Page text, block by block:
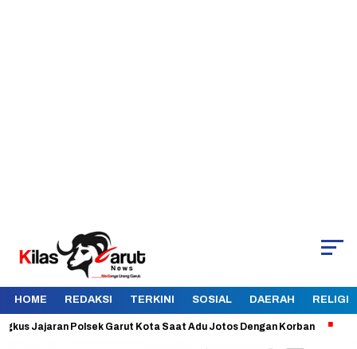
HOME REDAKSI TERKINI SOSIAL DAERAH RELIGI
Polsek Garut Kota Saat Adu Jotos Dengan Korban Aman